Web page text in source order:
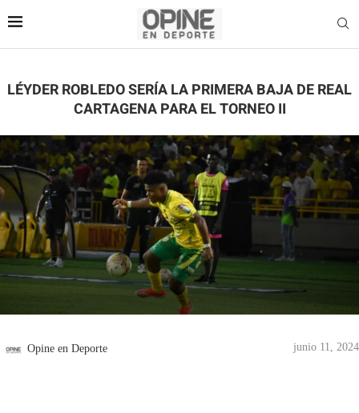
LÉYDER ROBLEDO SERÍA LA PRIMERA BAJA DE REAL
CARTAGENA PARA EL TORNEO II
Opine en Deporte junio 11, 2024